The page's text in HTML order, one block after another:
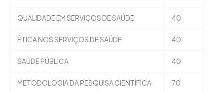
QUALIDADE EM SERVIÇOS DE SAÚDE 40
ÉTICA NOS SERVIÇOS DE SAÚDE 40
SAÚDE PÚBLICA 40
METODOLOGIA DA PESQUISA CIENTÍFICA 70